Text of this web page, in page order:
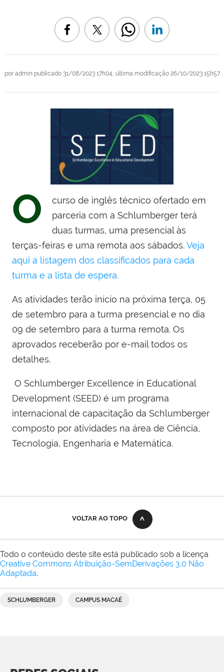
por admin publicado31/08/2023 17h04, última modificação26/10/2023 15h57
O curso de inglês técnico ofertado em
parceria com a Schlumberger terá
duas turmas, uma presencial às
terças-feiras e uma remota aos sábados.Veja
aqui a listagem dos classificados para cada
turma e a lista de espera.
As atividades terão início na próxima terça, 05
de setembro para a turma presencial e no dia
09 de setembro para a turma remota. Os
aprovados receberão por e-mail todos os
detalhes.
O Schlumberger Excellence in Educational
Development (SEED) é um programa
internacional de capacitação da Schlumberger
composto por atividades na área de Ciência,
Tecnologia, Engenharia e Matemática.
VOLTAR AO TOPO
Todo o conteúdo deste site está publicado sob a licença
Creative Commons Atribuição-SemDerivações 3.0 Não
Adaptada.
SCHLUMBERGER CAMPUS MACAÉ